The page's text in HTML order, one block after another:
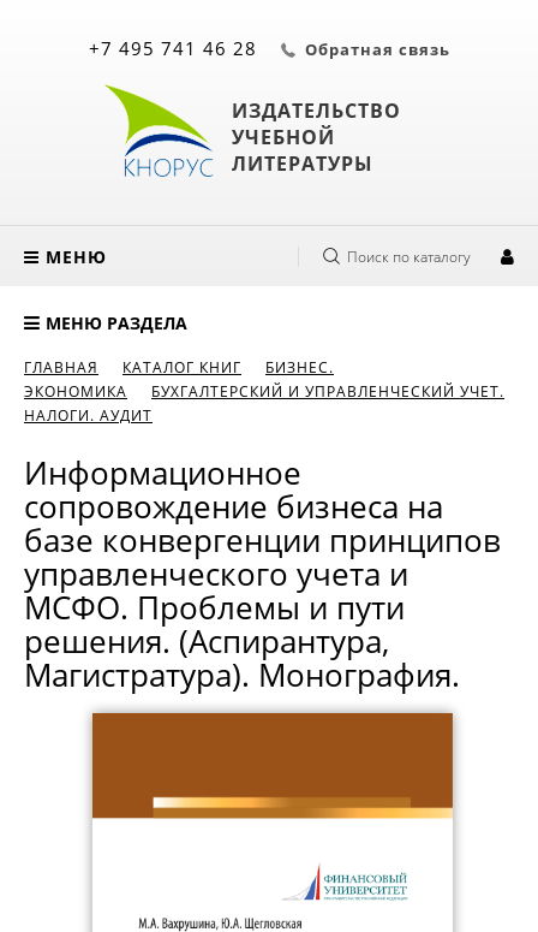
ИЗДАТЕЛЬСТВО
УЧЕБНОЙ
ЛИТЕРАТУРЫ
+7 495 741 46 28 Обратная связь
МЕНЮ Поиск по каталогу
МЕНЮ РАЗДЕЛА
ГЛАВНАЯ КАТАЛОГ КНИГ
БИЗНЕС.
ЭКОНОМИКА
БУХГАЛТЕРСКИЙ И УПРАВЛЕНЧЕСКИЙ УЧЕТ.
НАЛОГИ. АУДИТ
Информационное
сопровождение бизнеса на
базе конвергенции принципов
управленческого учета и
МСФО. Проблемы и пути
решения. (Аспирантура,
Магистратура). Монография.